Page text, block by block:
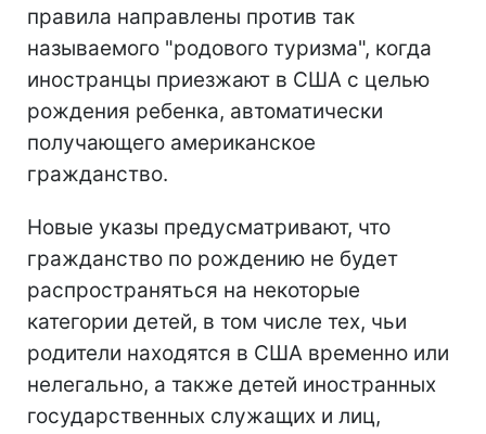
правила направлены против так
называемого "родового туризма", когда
иностранцы приезжают в США с целью
рождения ребенка, автоматически
получающего американское
гражданство.
Новые указы предусматривают, что
гражданство по рождению не будет
распространяться на некоторые
категории детей, в том числе тех, чьи
родители находятся в США временно или
нелегально, а также детей иностранных
государственных служащих и лиц,